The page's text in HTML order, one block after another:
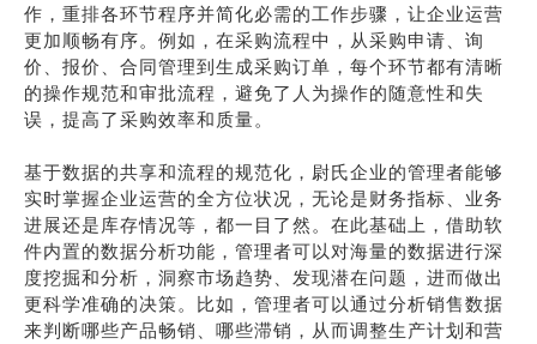
作，重排各环节程序并简化必需的工作步骤，让企业运营
更加顺畅有序。例如，在采购流程中，从采购申请、询
价、报价、合同管理到生成采购订单，每个环节都有清晰
的操作规范和审批流程，避免了人为操作的随意性和失
误，提高了采购效率和质量。
基于数据的共享和流程的规范化，尉氏企业的管理者能够
实时掌握企业运营的全方位状况，无论是财务指标、业务
进展还是库存情况等，都一目了然。在此基础上，借助软
件内置的数据分析功能，管理者可以对海量的数据进行深
度挖掘和分析，洞察市场趋势、发现潜在问题，进而做出
更科学准确的决策。比如，管理者可以通过分析销售数据
来判断哪些产品畅销、哪些滞销，从而调整生产计划和营